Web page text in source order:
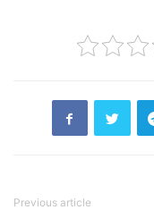
Previous article